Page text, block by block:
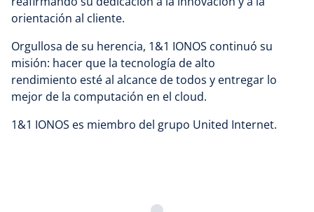
orientación al cliente.
Orgullosa de su herencia, 1&1 IONOS continuó su
misión: hacer que la tecnología de alto
rendimiento esté al alcance de todos y entregar lo
mejor de la computación en el cloud.
1&1 IONOS es miembro del grupo United Internet.